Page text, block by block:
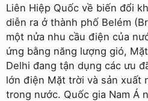
Liên Hiệp Quốc về biến đổi
diễn ra ở thành phố Belém
một nửa nhu cầu điện của
ứng bằng năng lượng gió,
Delhi đang tận dụng các ưu
lớn điện Mặt trời và sản xuất
trong nước. Quốc gia Nam Á